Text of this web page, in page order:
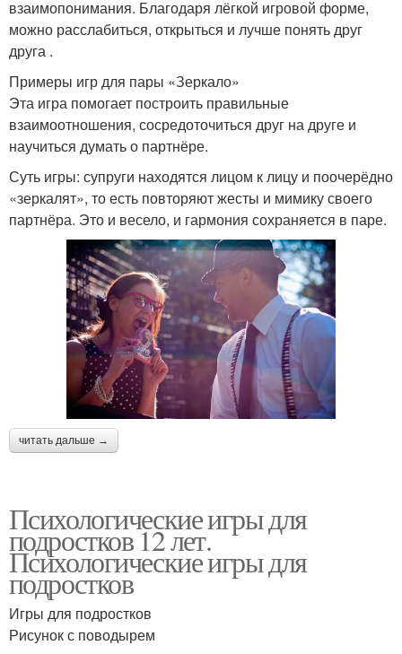
взаимопонимания. Благодаря лёгкой игровой форме,
можно расслабиться, открыться и лучше понять друг
друга .
Примеры игр для пары «Зеркало»
Эта игра помогает построить правильные
взаимоотношения, сосредоточиться друг на друге и
научиться думать о партнёре.
Суть игры: супруги находятся лицом к лицу и поочерёдно
«зеркалят», то есть повторяют жесты и мимику своего
партнёра. Это и весело, и гармония сохраняется в паре.
читать дальше →
Психологические игры для
подростков 12 лет.
Психологические игры для
подростков
Игры для подростков
Рисунок с поводырем